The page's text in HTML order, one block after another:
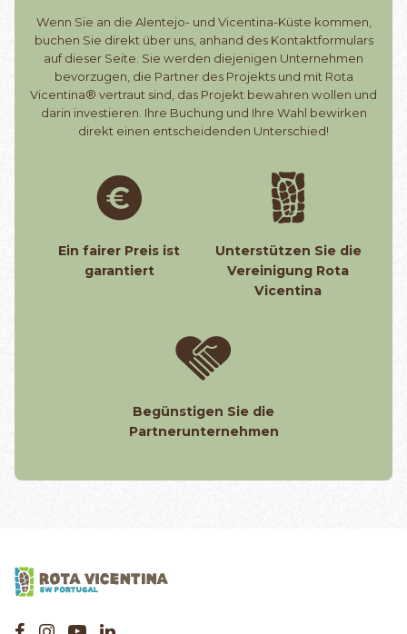
Wenn Sie an die Alentejo- und Vicentina-Küste kommen,
buchen Sie direkt über uns, anhand des Kontaktformulars
auf dieser Seite. Sie werden diejenigen Unternehmen
bevorzugen, die Partner des Projekts und mit Rota
Vicentina® vertraut sind, das Projekt bewahren wollen und
darin investieren. Ihre Buchung und Ihre Wahl bewirken
direkt einen entscheidenden Unterschied!
Ein fairer Preis ist
garantiert
Unterstützen Sie die
Vereinigung Rota
Vicentina
Begünstigen Sie die
Partnerunternehmen